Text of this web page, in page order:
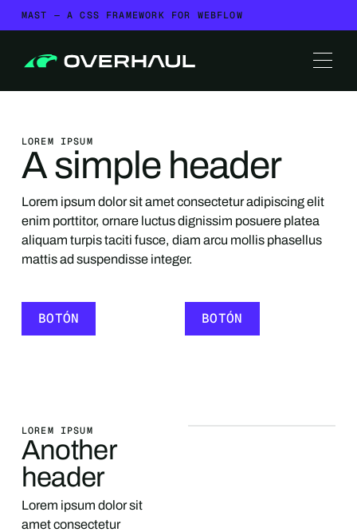
MAST — A CSS FRAMEWORK FOR WEBFLOW
LOREM IPSUM
A simple header
Lorem ipsum dolor sit amet consectetur adipiscing elit
enim porttitor, ornare luctus dignissim posuere platea
aliquam turpis taciti fusce, diam arcu mollis phasellus
mattis ad suspendisse integer.
BOTÓN
BOTÓN
BOTÓN
BOTÓN
LOREM IPSUM
Another
header
Lorem ipsum dolor sit
amet consectetur